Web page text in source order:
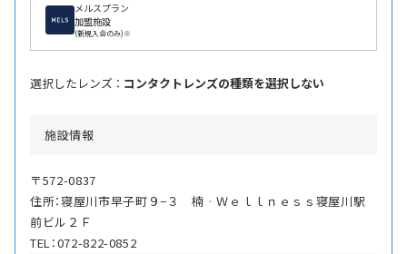
メルスプラン
加盟施設
(新規入会のみ)※
選択したレンズ ： コンタクトレンズの種類を選択しない
施設情報
〒572-0837
住所：寝屋川市早子町９−３ 楠‐Ｗｅｌｌｎｅｓｓ寝屋川駅
前ビル２Ｆ
TEL：072-822-0852